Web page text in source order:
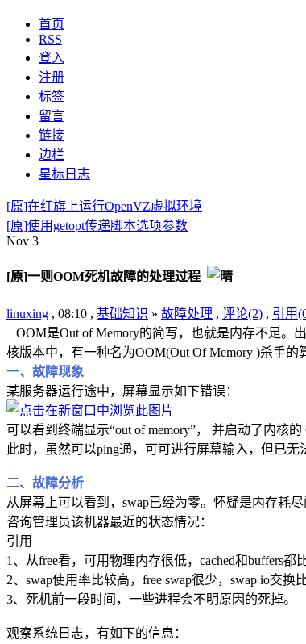
首页
RSS
登入
注册
标签
留言
链接
边栏
星标日志
[原]在红旗上运行OpenVZ虚拟环境
[原]使用getopt传递脚本选项参数
Nov 3
[原]一则OOM死机故障的处理过程
linuxing , 08:10 , 基础知识 » 故障处理 , 评论(2) , 引用
OOM是Out of Memory的简写，也就是内存不足。
核版本中，有一种名为OOM(Out Of Memory )杀手
一、故障现象
某服务器运行途中，屏幕显示如下错误：
可以看到终端显示“out of memory”， 并启动了内核的
此时，虽然可以ping通，可可进行屏幕输入，但已无
二、故障分析
从屏幕上可以看到，swap已经为零。怀疑是内存耗尽
咨询管理员该机器最近的状态情况：
引用
1、从free看，可用物理内存很低，cached和buffers都
2、swap使用率比较高，free swap很少，swap io交换
3、死机前一段时间，一些进程会不明原因的死掉。
观察系统日志，有如下的信息：